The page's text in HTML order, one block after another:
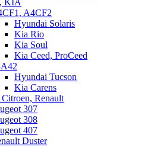
KIA
A4CF2
Hyundai Solaris
Kia Rio
Kia Soul
Kia Ceed, ProCeed
Hyundai Tucson
Kia Carens
Citroen, Renault
307
308
407
Duster